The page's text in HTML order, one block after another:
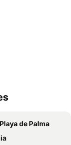
de Palma